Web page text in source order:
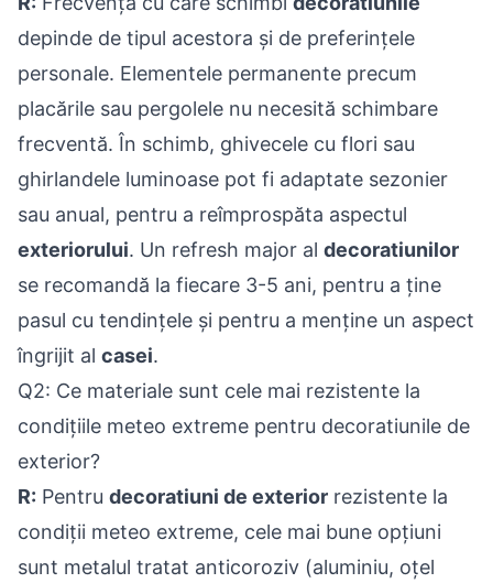
depinde de tipul acestora și de preferințele
personale. Elementele permanente precum
placările sau pergolele nu necesită schimbare
frecventă. În schimb, ghivecele cu flori sau
ghirlandele luminoase pot fi adaptate sezonier
sau anual, pentru a reîmprospăta aspectul
exteriorului. Un refresh major al decoratiunilor
se recomandă la fiecare 3-5 ani, pentru a ține
pasul cu tendințele și pentru a menține un aspect
îngrijit al casei.
Q2: Ce materiale sunt cele mai rezistente la
condițiile meteo extreme pentru decoratiunile de
exterior?
R: Pentru decoratiuni de exterior rezistente la
condiții meteo extreme, cele mai bune opțiuni
sunt metalul tratat anticoroziv (aluminiu, oțel